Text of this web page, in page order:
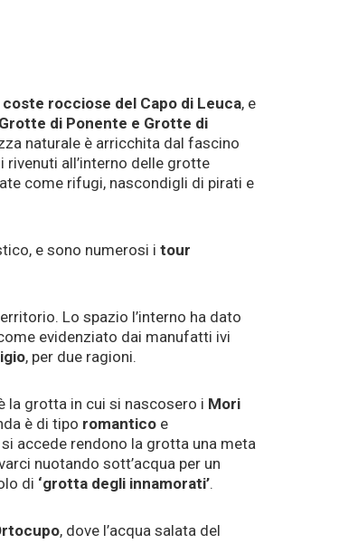
coste rocciose del Capo di Leuca, e
di Ponente e Grotte di
naturale è arricchita dal fascino
all’interno delle grotte
come rifugi, nascondigli di pirati e
e sono numerosi i tour
Lo spazio l’interno ha dato
evidenziato dai manufatti ivi
, per due ragioni.
la grotta in cui si nascosero i Mori
è di tipo romantico e
accede rendono la grotta una meta
nuotando sott’acqua per un
di ‘grotta degli innamorati’.
, dove l’acqua salata del